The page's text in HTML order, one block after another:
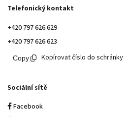
Telefonický kontakt
+420 797 626 629
+420 797 626 623
Kopírovat číslo do schránky
Sociální sítě
Facebook